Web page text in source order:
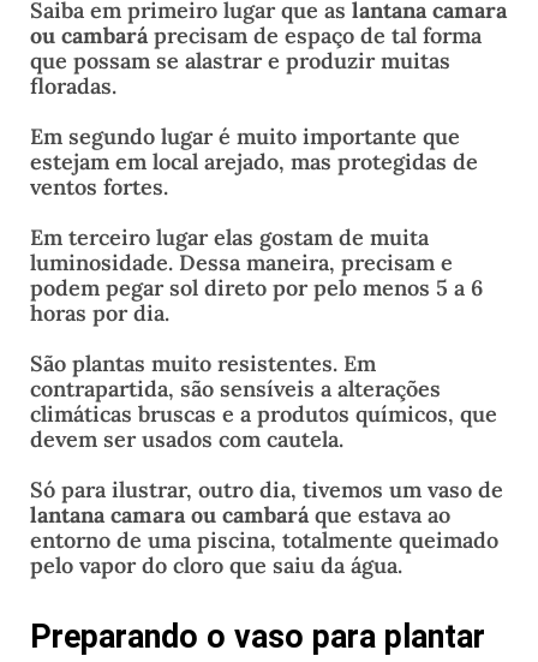
Saiba em primeiro lugar que as lantana camara
ou cambaráprecisam de espaço de tal forma
que possam se alastrar e produzir muitas
floradas.
Em segundo lugar é muito importante que
estejam em local arejado, mas protegidas de
ventos fortes.
Em terceiro lugar elas gostam de muita
luminosidade. Dessa maneira, precisam e
podem pegar sol direto por pelo menos 5 a 6
horas por dia.
São plantas muito resistentes. Em
contrapartida, são sensíveis a alterações
climáticas bruscas e a produtos químicos, que
devem ser usados com cautela.
Só para ilustrar, outro dia, tivemos um vaso de
lantana camara ou cambaráque estava ao
entorno de uma piscina, totalmente queimado
pelo vapor do cloro que saiu da água.
Preparando o vaso para plantar